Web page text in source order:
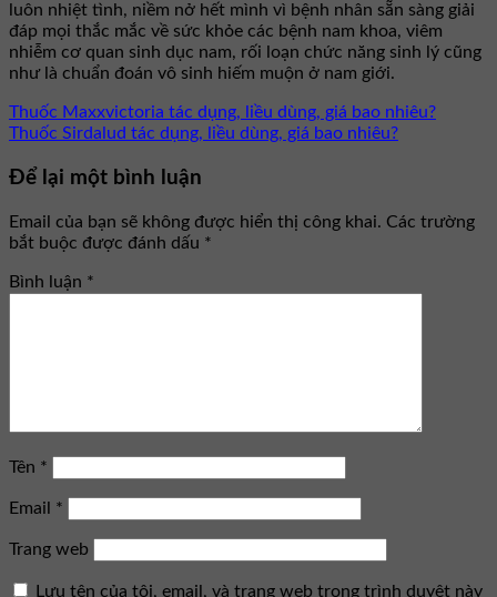
luôn nhiệt tình, niềm nở hết mình vì bệnh nhân sẵn sàng giải
đáp mọi thắc mắc về sức khỏe các bệnh nam khoa, viêm
nhiễm cơ quan sinh dục nam, rối loạn chức năng sinh lý cũng
như là chuẩn đoán vô sinh hiếm muộn ở nam giới.
Thuốc Maxxvictoria tác dụng, liều dùng, giá bao nhiêu?
Thuốc Sirdalud tác dụng, liều dùng, giá bao nhiêu?
Để lại một bình luận
Email của bạn sẽ không được hiển thị công khai. Các trường
bắt buộc được đánh dấu *
Bình luận *
Tên *
Email *
Trang web
Lưu tên của tôi, email, và trang web trong trình duyệt này